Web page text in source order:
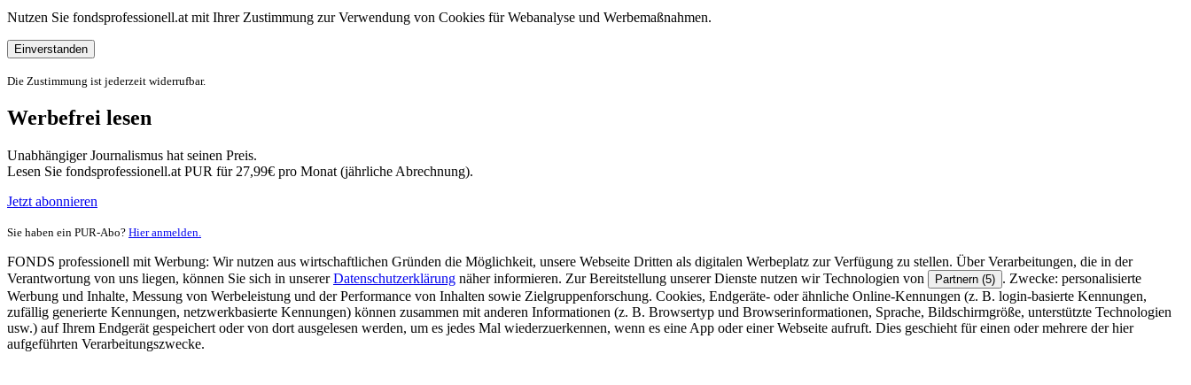
Nutzen Sie fondsprofessionell.at mit Ihrer Zustimmung zur Verwendung von Cookies für Webanalyse und Werbemaßnahmen.
Einverstanden
Die Zustimmung ist jederzeit widerrufbar.
Werbefrei lesen
Unabhängiger Journalismus hat seinen Preis.
Lesen Sie fondsprofessionell.at PUR für 27,99€ pro Monat (jährliche Abrechnung).
Jetzt abonnieren
Sie haben ein PUR-Abo? Hier anmelden.
FONDS professionell mit Werbung: Wir nutzen aus wirtschaftlichen Gründen die Möglichkeit, unsere Webseite Dritten als digitalen Werbeplatz zur Verfügung zu stellen. Über Verarbeitungen, die in der
Verantwortung von uns liegen, können Sie sich in unsererDatenschutzerklärung näher informieren. Zur Bereitstellung unserer Dienste nutzen wir Technologien von Partnern (5) . Zwecke: personalisierte
Werbung und Inhalte, Messung von Werbeleistung und der Performance von Inhalten sowie Zielgruppenforschung. Cookies, Endgeräte- oder ähnliche Online-Kennungen (z. B. login-basierte Kennungen,
zufällig generierte Kennungen, netzwerkbasierte Kennungen) können zusammen mit anderen Informationen (z. B. Browsertyp und Browserinformationen, Sprache, Bildschirmgröße, unterstützte Technologien
usw.) auf Ihrem Endgerät gespeichert oder von dort ausgelesen werden, um es jedes Mal wiederzuerkennen, wenn es eine App oder einer Webseite aufruft. Dies geschieht für einen oder mehrere der hier
aufgeführten Verarbeitungszwecke.